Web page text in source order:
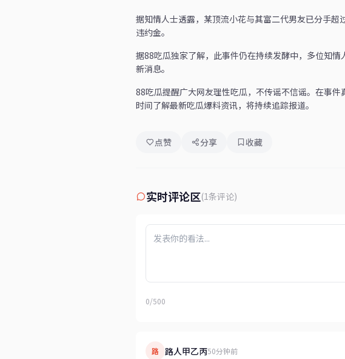
据知情人士透露，某顶流小花与其富二代男友已分手
违约金。
据88吃瓜独家了解，此事件仍在持续发酵中，多位知
新消息。
88吃瓜提醒广大网友理性吃瓜，不传谣不信谣。在事
时间了解最新吃瓜爆料资讯，将持续追踪报道。
点赞 分享 收藏
实时评论区(1条评论)
0/500
路 路人甲乙丙50分钟前